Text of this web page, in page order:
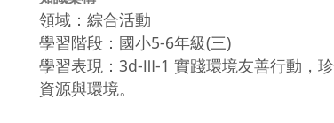
領域：綜合活動
學習階段：國小5-6年級(三)
學習表現：3d-Ⅲ-1 實踐環境友善行動，
資源與環境。